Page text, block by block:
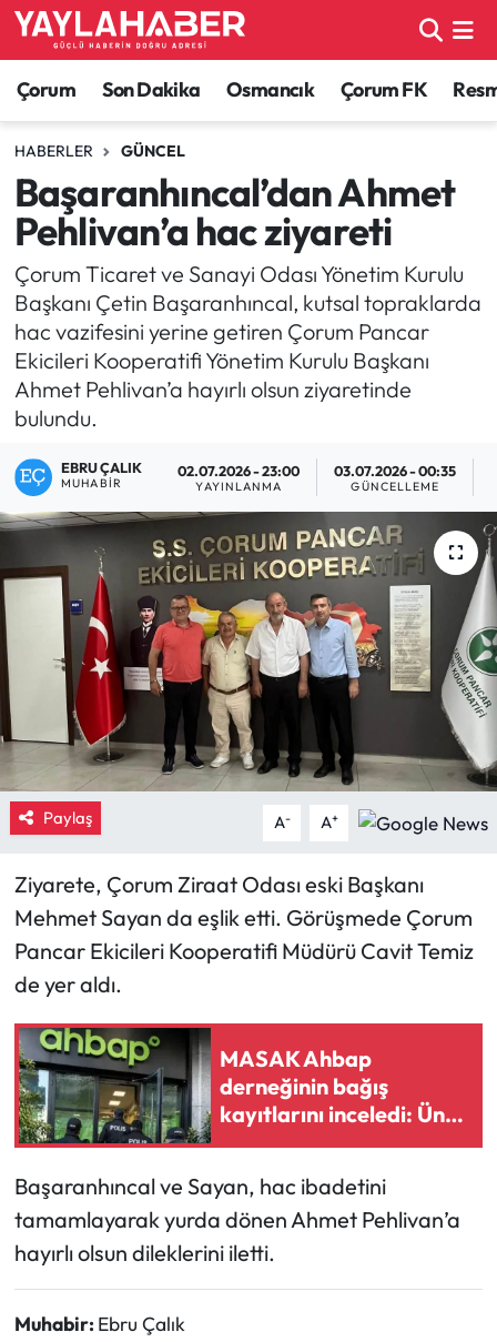
Çorum Son Dakika Osmancık Çorum FK
HABERLER GÜNCEL
Başaranhıncal’dan Ahmet
Pehlivan’a hac ziyareti
Çorum Ticaret ve Sanayi Odası Yönetim Kurulu
Başkanı Çetin Başaranhıncal, kutsal topraklarda
hac vazifesini yerine getiren Çorum Pancar
Ekicileri Kooperatifi Yönetim Kurulu Başkanı
Ahmet Pehlivan’a hayırlı olsun ziyaretinde
bulundu.
EBRU ÇALIK
MUHABIR
02.07.2026 - 23:00
YAYINLANMA
03.07.2026 - 00:35
GÜNCELLEME
Paylaş A- A+
Ziyarete, Çorum Ziraat Odası eski Başkanı
Mehmet Sayan da eşlik etti. Görüşmede Çorum
Pancar Ekicileri Kooperatifi Müdürü Cavit Temiz
de yer aldı.
MASAK Ahbap
derneğinin bağış
kayıtlarını inceledi: Ünlü
isimlerin yardım
Başaranhıncal ve Sayan, hac ibadetini
tamamlayarak yurda dönen Ahmet Pehlivan’a
hayırlı olsun dileklerini iletti.
Muhabir: Ebru Çalık
Alaca Haberleri
Bayat Haberleri
Bilgi - Keşfet Haberleri
Bilim ve Teknoloji
Boğazkale Haberleri
Çorum Haberleri
Çorum Son Dakika Haberleri
Dodurga Haberleri
Eğitim
Ekonomi
Güncel
İskilip Haberleri
Kargı Haberleri
Kimdir?
Kültür Sanat
Laçin Haberleri
Magazin
Mecitözü Haberleri
Oğuzlar Haberleri
Osmancık Haberleri
Resmi İlan
Çorum Nöbetçi Eczaneler
Çorum Hava Durumu
Çorum Namaz Vakitleri
Çorum Trafik Yoğunluk Haritası
TFF 1.Lig Puan Durumu ve Fikstür
Tüm Manşetler
Son Dakika Haberleri
Haber Arşivi